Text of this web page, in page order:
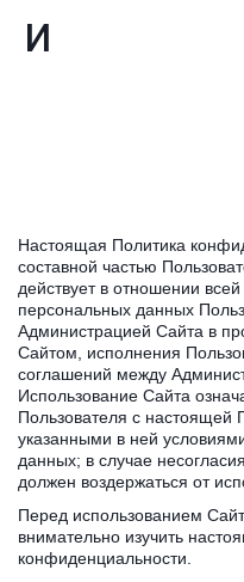
и
Настоящая Политика
составной частью
действует в отношении
персональных данных
Администрацией Сайта в
Сайтом, исполнения
соглашений между
Использование Сайта
Пользователя с настоящей
указанными в ней
данных; в случае
должен воздержаться от
Перед использованием
внимательно изучить
конфиденциальности.